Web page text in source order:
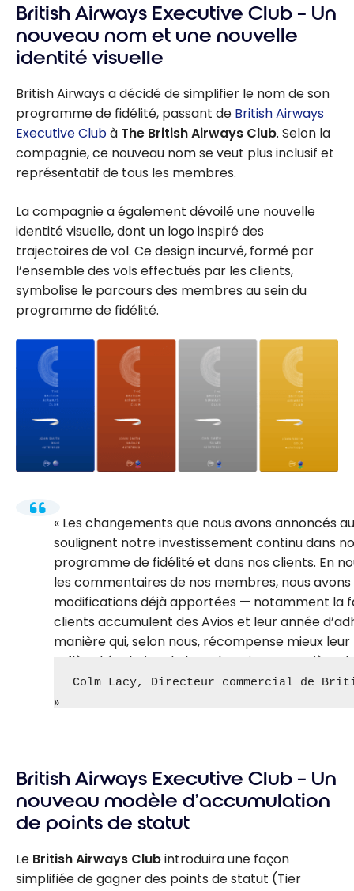
British Airways Executive Club – Un
nouveau nom et une nouvelle
identité visuelle
British Airways a décidé de simplifier le nom de son
programme de fidélité, passant de British Airways
Executive Clubà The British Airways Club. Selon la
compagnie, ce nouveau nom se veut plus inclusif et
représentatif de tous les membres.
La compagnie a également dévoilé une nouvelle
identité visuelle, dont un logo inspiré des
trajectoires de vol. Ce design incurvé, formé par
l’ensemble des vols effectués par les clients,
symbolise le parcours des membres au sein du
programme de fidélité.
Les changements que nous avons annoncés
soulignent notre investissement continu dans
programme de fidélité et dans nos clients. En
les commentaires de nos membres, nous
modifications déjà apportées — notamment la
clients accumulent des Avios et leur année
manière qui, selon nous, récompense mieux
reflète l’évolution de leurs besoins en matière
Colm Lacy, Directeur commercial de
British Airways Executive Club – Un
nouveau modèle d’accumulation
de points de statut
Le British Airways Clubintroduira une façon
simplifiée de gagner des points de statut (Tier